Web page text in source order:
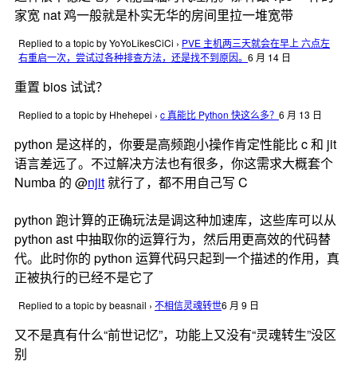
家宽 nat 鸡一般就是朴实无华的房间里拉一堆宽带
Replied to a topic by YoYoLikesCiCi › PVE 主机两三天就会在早上 六点左
右重启一次，尝试过各种排查方法，还是找不到原因。 6 月 14 日
重置 bios 试试？
Replied to a topic by Hhehepei › c 真能比 Python 快这么多？ 6 月 13 日
python 是这样的，你要是高频跑小操作肯定性能比 c 和 jit
语言差远了。不过解决方法也有很多，你这需求大概套个
Numba 的 @njit就行了，都不用自己写 C
python 跑计算的正确玩法是调这种加速库，这些库可以从
python ast 中抽取你的运算行为，然后用更高效的代码替
代。此时你的 python 运算代码只起到一个描述的作用，真
正被执行的已经不是它了
Replied to a topic by beasnail › 不相信灵魂转世6 月 9 日
又不是真有什么“前世记忆”，功能上又没有“灵魂转生”没区
别